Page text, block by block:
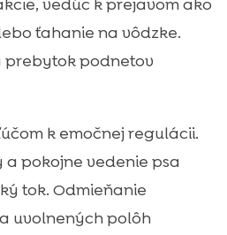
vedúc k prejavom ako
ťahanie na vôdzke.
prebytok podnetov
k emočnej regulácii.
a pokojne vedenie psa
tok. Odmieňanie
uvolnených polôh